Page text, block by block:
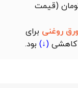
128,636 تومان (قیمت
روغنی برای
کاهشی (↓) بود.